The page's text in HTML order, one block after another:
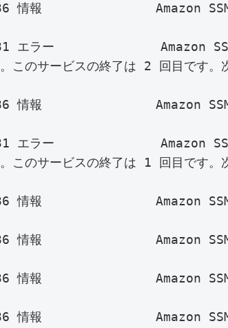
情報               Amazon
に移行しました
ラー              Amazon
このサービスの終了は 2 回目です。
情報               Amazon
に移行しました
ラー              Amazon
このサービスの終了は 1 回目です。
情報               Amazon
に移行しました
情報               Amazon
に移行しました
情報               Amazon
に移行しました
情報               Amazon